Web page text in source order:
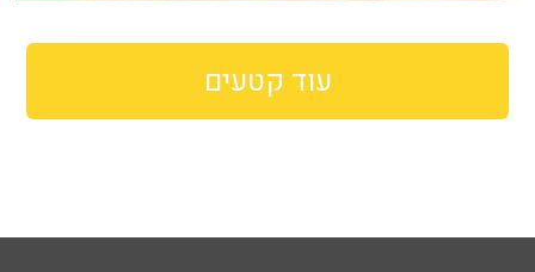
עוד קטעים